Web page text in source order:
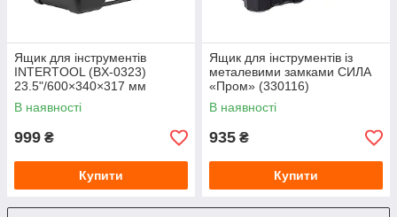
Ящик для інструментів
INTERTOOL (BX-0323)
23.5"/600×340×317 мм
В наявності
999 ₴
Купити
Ящик для інструментів із
металевими замками СИЛА
«Пром» (330116)
19"/490×275×220 мм
В наявності
935 ₴
Купити